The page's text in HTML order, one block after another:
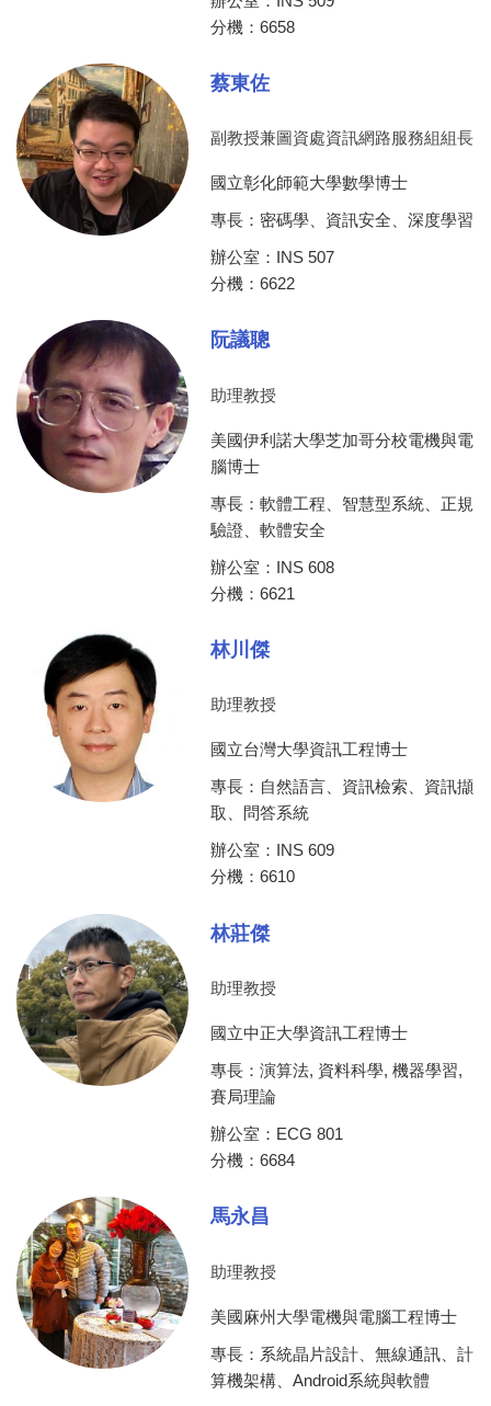
分機：6658
蔡東佐
副教授兼圖資處資訊網路服務組組長
國立彰化師範大學數學博士
專長：密碼學、資訊安全、深度學習
辦公室：INS 507
分機：6622
阮議聰
助理教授
美國伊利諾大學芝加哥分校電機與電
腦博士
專長：軟體工程、智慧型系統、正規
驗證、軟體安全
辦公室：INS 608
分機：6621
林川傑
助理教授
國立台灣大學資訊工程博士
專長：自然語言、資訊檢索、資訊擷
取、問答系統
辦公室：INS 609
分機：6610
林莊傑
助理教授
國立中正大學資訊工程博士
專長：演算法, 資料科學, 機器學習,
賽局理論
辦公室：ECG 801
分機：6684
馬永昌
助理教授
美國麻州大學電機與電腦工程博士
專長：系統晶片設計、無線通訊、計
算機架構、Android系統與軟體